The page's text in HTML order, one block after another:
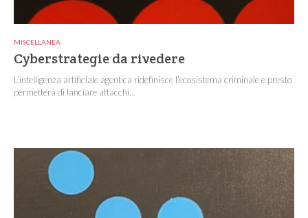
MISCELLANEA
Cyberstrategie da rivedere
L’intelligenza artificiale agentica ridefinisce l’ecosistema criminale e presto
permetterà di lanciare attacchi...